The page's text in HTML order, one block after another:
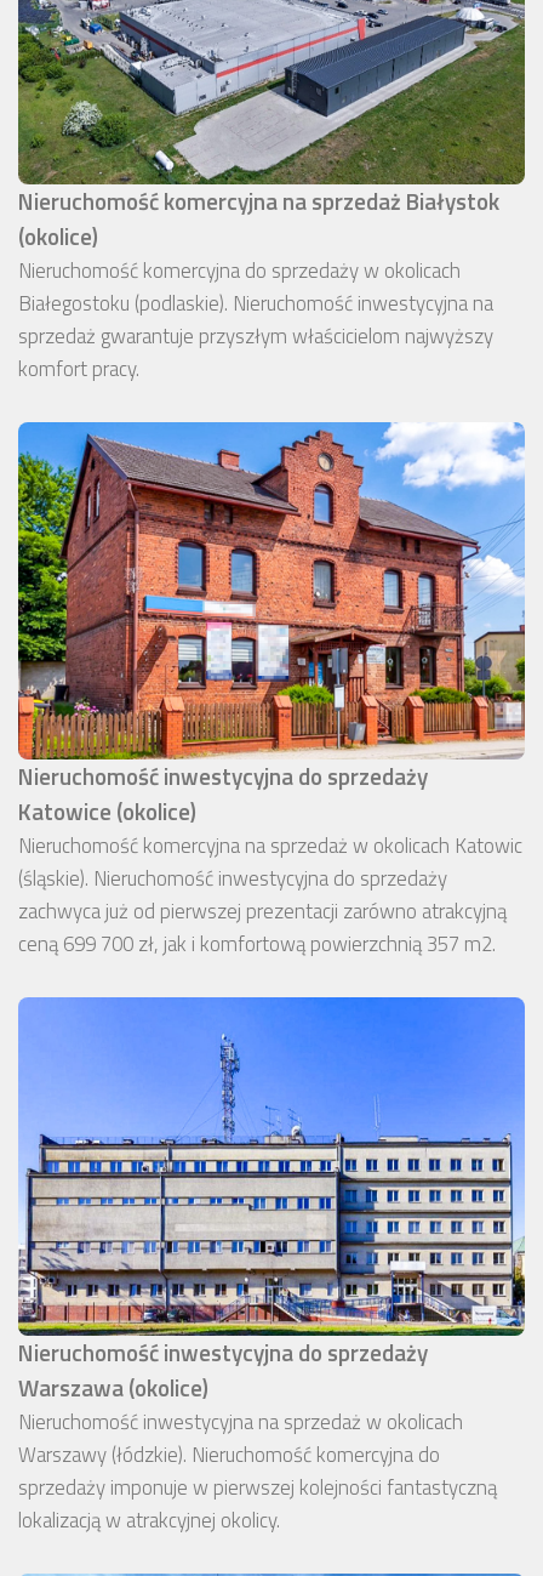
Nieruchomość komercyjna na sprzedaż Białystok
(okolice)
Nieruchomość komercyjna do sprzedaży w okolicach
Białegostoku (podlaskie). Nieruchomość inwestycyjna na
sprzedaż gwarantuje przyszłym właścicielom najwyższy
komfort pracy.
Nieruchomość inwestycyjna do sprzedaży
Katowice (okolice)
Nieruchomość komercyjna na sprzedaż w okolicach Katowic
(śląskie). Nieruchomość inwestycyjna do sprzedaży
zachwyca już od pierwszej prezentacji zarówno atrakcyjną
ceną 699 700 zł, jak i komfortową powierzchnią 357 m2.
Nieruchomość inwestycyjna do sprzedaży
Warszawa (okolice)
Nieruchomość inwestycyjna na sprzedaż w okolicach
Warszawy (łódzkie). Nieruchomość komercyjna do
sprzedaży imponuje w pierwszej kolejności fantastyczną
lokalizacją w atrakcyjnej okolicy.